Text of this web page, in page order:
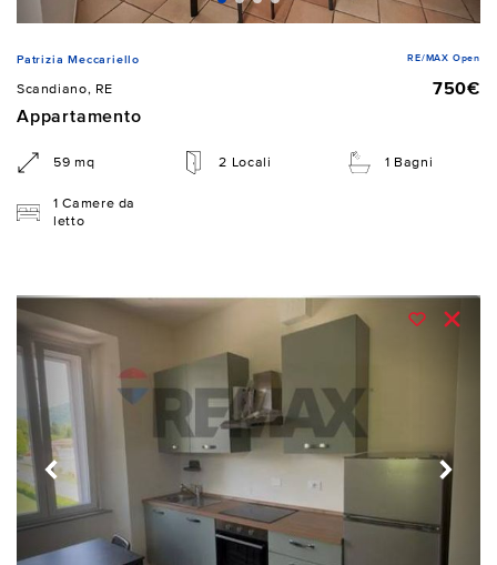
Patrizia Meccariello RE/MAX Open
Scandiano, RE
750€
Appartamento
59 mq 2 Locali 1 Bagni
1 Camere da
letto